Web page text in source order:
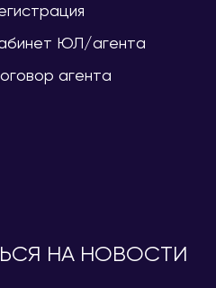
ЮЛ/агента
агента
НА НОВОСТИ